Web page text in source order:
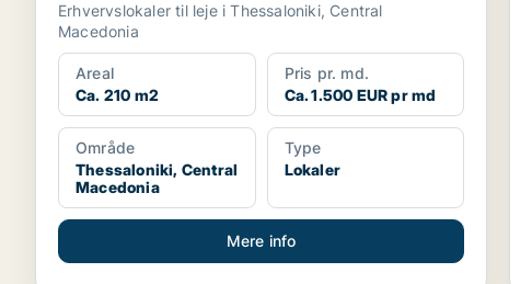
Erhvervslokaler til leje i Thessaloniki, Central
Macedonia
Areal
Ca. 210 m2
Pris pr. md.
Ca. 1.500 EUR pr md
Område
Thessaloniki, Central
Macedonia
Type
Lokaler
Mere info